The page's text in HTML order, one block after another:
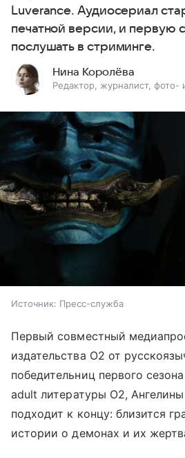
Luverance. Аудиосериал
печатной версии, и
послушать в стриминге.
Нина Королёва
Редактор, журналист, фото-
Источник: Пресс-служба
Первый совместный
издательства О2 от
победительниц первого
adult литературы О2,
подходит к концу: близится
истории о демонах и их